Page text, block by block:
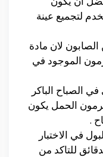
لتجميع عينة
لان مادة
الموجود في
الصباح الباكر
الحمل يكون
.
في الاختبار
للتاكد من